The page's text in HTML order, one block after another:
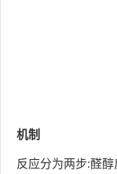
机制
反应分为两步:醛